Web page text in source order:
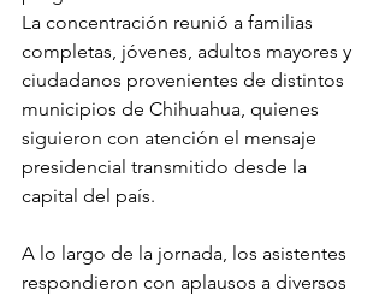
La concentración reunió a familias
completas, jóvenes, adultos mayores y
ciudadanos provenientes de distintos
municipios de Chihuahua, quienes
siguieron con atención el mensaje
presidencial transmitido desde la
capital del país.
A lo largo de la jornada, los asistentes
respondieron con aplausos a diversos